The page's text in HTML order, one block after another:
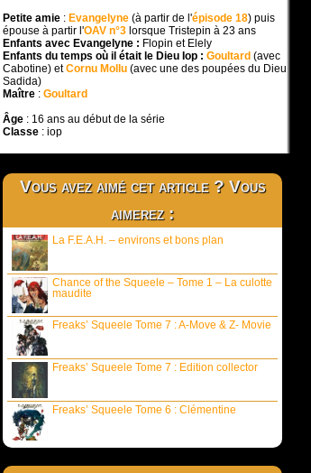
Petite amie : Evangelyne (à partir de l'épisode 18) puis
épouse à partir l'OAV n°3 lorsque Tristepin à 23 ans
Enfants avec Evangelyne : Flopin et Elely
Enfants du temps où il était le Dieu Iop : Goultard (avec
Cabotine) etCornu Mollu (avec une des poupées du Dieu
Sadida)
Maître : Goultard
Âge : 16 ans au début de la série
Classe : iop
Vous avez aimé cet article ? Vous
aimerez :
La F.E.A.H. – environs et bons plan
Chance of the Squeele – Tome 1 – La culotte
maudite
Freaks’ Squeele Tome 7 : A-Move & Z- Movie
Freaks’ Squeele Tome 7 : Edition collector
Freaks’ Squeele Tome 6 : Clémentine